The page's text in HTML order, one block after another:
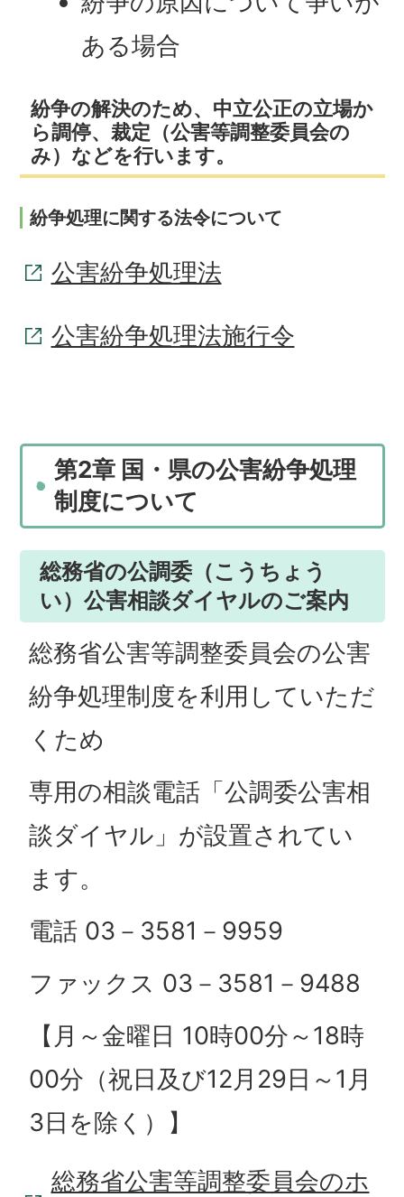
ある場合
紛争の解決のため、中立公正の立場か
ら調停、裁定（公害等調整委員会の
み）などを行います。
紛争処理に関する法令について
公害紛争処理法
公害紛争処理法施行令
第2章 国・県の公害紛争処理
制度について
総務省の公調委（こうちょう
い）公害相談ダイヤルのご案内
総務省公害等調整委員会の公害
紛争処理制度を利用していただ
くため
専用の相談電話「公調委公害相
談ダイヤル」が設置されてい
ます。
電話 03－3581－9959
ファックス 03－3581－9488
【月～金曜日 10時00分～18時
00分（祝日及び12月29日～1月
3日を除く）】
総務省公害等調整委員会のホ